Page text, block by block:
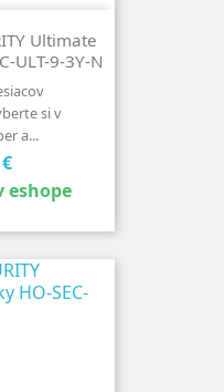
Ultimate
ULT-9-3Y-N
si v
a...
eshope